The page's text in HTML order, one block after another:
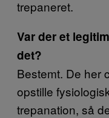
trepaneret.
Var der et
det?
Bestemt. De her
opstille
trepanation, så